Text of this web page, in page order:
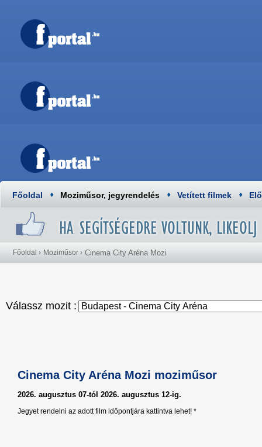
Főoldal Moziműsor, jegyrendelés Vetített filmek
Főoldal › Moziműsor › Cinema City Aréna Mozi
Válassz mozit :
Cinema City Aréna Mozi moziműsor
2026. augusztus 07-tól 2026. augusztus 12-ig.
Jegyet rendelni az adott film időpontjára kattintva lehet! *